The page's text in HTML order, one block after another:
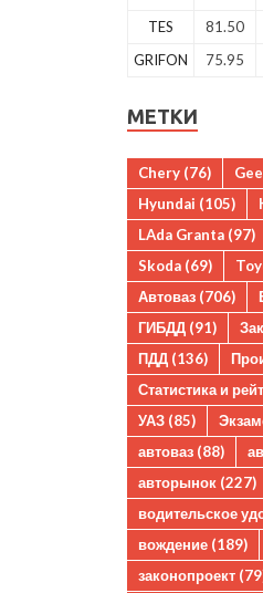
TES
81.50
GRIFON
75.95
МЕТКИ
Chery (76)
Hyundai (105)
LAda Granta (97)
Skoda (69)
Автоваз (706)
ГИБДД (91)
ПДД (136)
Статистика и
УАЗ (85)
автоваз (88)
авторынок (227)
водительское
вождение (189)
законопроект